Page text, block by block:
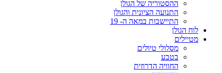
ההסטוריה של הגולן
התנועה הציונית והגולן
התיישבות במאה ה- 19
לוח הגולן
מטיילים
מסלולי טיולים
בטבע
החוויה הדרוזית